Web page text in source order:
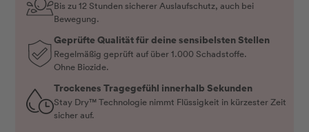
Bis zu 12 Stunden sicherer Auslaufschutz, auch bei
Bewegung.
Geprüfte Qualität für deine sensibelsten Stellen
Regelmäßig geprüft auf über 1.000 Schadstoffe.
Ohne Biozide.
Trockenes Tragegefühl innerhalb Sekunden
Stay Dry™ Technologie nimmt Flüssigkeit in kürzester Zeit
sicher auf.